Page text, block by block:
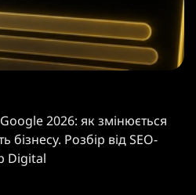
2026: як змінюється
бізнесу. Розбір від SEO-
Digital